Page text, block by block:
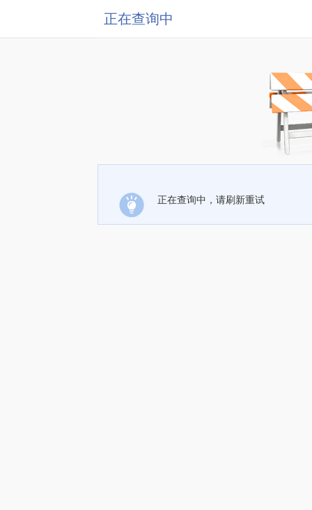
正在查询中
正在查询中，请刷新重试